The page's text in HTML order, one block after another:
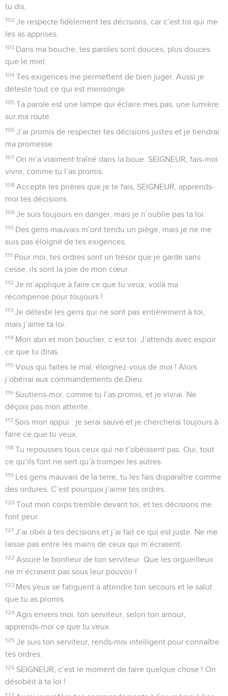
tu dis.
102 Je respecte fidèlement tes décisions, car c’est toi qui me
les as apprises.
103 Dans ma bouche, tes paroles sont douces, plus douces
que le miel.
104 Tes exigences me permettent de bien juger. Aussi je
déteste tout ce qui est mensonge.
105 Ta parole est une lampe qui éclaire mes pas, une lumière
sur ma route.
106 J’ai promis de respecter tes décisions justes et je tiendrai
ma promesse.
107 On m’a vraiment traîné dans la boue. SEIGNEUR, fais-moi
vivre, comme tu l’as promis.
108 Accepte les prières que je te fais, SEIGNEUR, apprends-
moi tes décisions.
109 Je suis toujours en danger, mais je n’oublie pas ta loi.
110 Des gens mauvais m’ont tendu un piège, mais je ne me
suis pas éloigné de tes exigences.
111 Pour moi, tes ordres sont un trésor que je garde sans
cesse, ils sont la joie de mon cœur.
112 Je m’applique à faire ce que tu veux, voilà ma
récompense pour toujours !
113 Je déteste les gens qui ne sont pas entièrement à toi,
mais j’aime ta loi.
114 Mon abri et mon bouclier, c’est toi. J’attends avec espoir
ce que tu diras.
115 Vous qui faites le mal, éloignez-vous de moi ! Alors
j’obéirai aux commandements de Dieu.
116 Soutiens-moi, comme tu l’as promis, et je vivrai. Ne
déçois pas mon attente.
117 Sois mon appui : je serai sauvé et je chercherai toujours à
faire ce que tu veux.
118 Tu repousses tous ceux qui ne t’obéissent pas. Oui, tout
ce qu’ils font ne sert qu’à tromper les autres.
119 Les gens mauvais de la terre, tu les fais disparaître comme
des ordures. C’est pourquoi j’aime tes ordres.
120 Tout mon corps tremble devant toi, et tes décisions me
font peur.
121 J’ai obéi à tes décisions et j’ai fait ce qui est juste. Ne me
laisse pas entre les mains de ceux qui m’écrasent.
122 Assure le bonheur de ton serviteur. Que les orgueilleux
ne m’écrasent pas sous leur pouvoir !
123 Mes yeux se fatiguent à attendre ton secours et le salut
que tu as promis.
124 Agis envers moi, ton serviteur, selon ton amour,
apprends-moi ce que tu veux.
125 Je suis ton serviteur, rends-moi intelligent pour connaître
tes ordres.
126 SEIGNEUR, c’est le moment de faire quelque chose ! On
désobéit à ta loi !
127